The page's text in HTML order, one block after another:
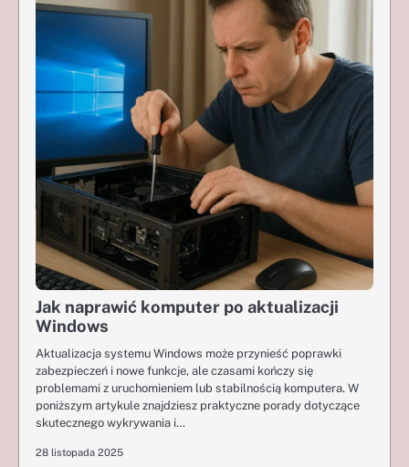
Jak naprawić komputer po aktualizacji
Windows
Aktualizacja systemu Windows może przynieść poprawki
zabezpieczeń i nowe funkcje, ale czasami kończy się
problemami z uruchomieniem lub stabilnością komputera. W
poniższym artykule znajdziesz praktyczne porady dotyczące
skutecznego wykrywania i…
28 listopada 2025